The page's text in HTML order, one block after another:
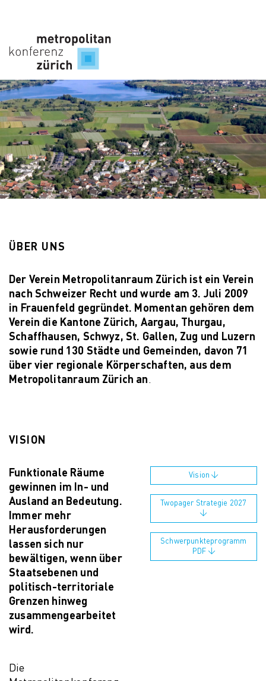
ÜBER UNS
Der Verein Metropolitanraum Zürich ist ein Verein
nach Schweizer Recht und wurde am 3. Juli 2009
in Frauenfeld gegründet. Momentan gehören dem
Verein die Kantone Zürich, Aargau, Thurgau,
Schaffhausen, Schwyz, St. Gallen, Zug und Luzern
sowie rund 130 Städte und Gemeinden, davon 71
über vier regionale Körperschaften, aus dem
Metropolitanraum Zürich an.
VISION
Funktionale Räume
gewinnen im In- und
Ausland an Bedeutung.
Immer mehr
Herausforderungen
lassen sich nur
bewältigen, wenn über
Staatsebenen und
politisch-territoriale
Grenzen hinweg
zusammengearbeitet
wird.
Die
Vision
Twopager Strategie 2027
Schwerpunkteprogramm
PDF